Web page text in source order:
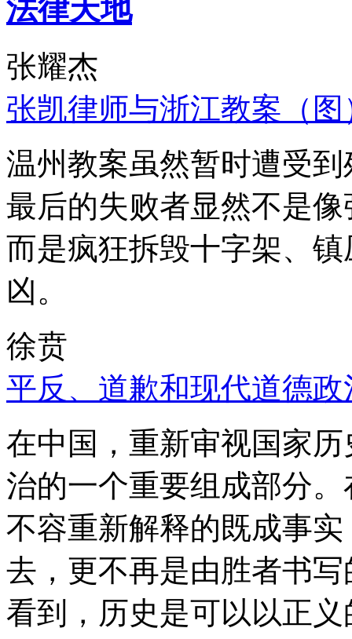
法律天地
张耀杰
张凯律师与浙江教案（图
温州教案虽然暂时遭受
最后的失败者显然不是
而是疯狂拆毁十字架、
凶。
徐贲
平反、道歉和现代道德政
在中国，重新审视国家
治的一个重要组成部分
不容重新解释的既成事
去，更不再是由胜者书
看到，历史是可以以正